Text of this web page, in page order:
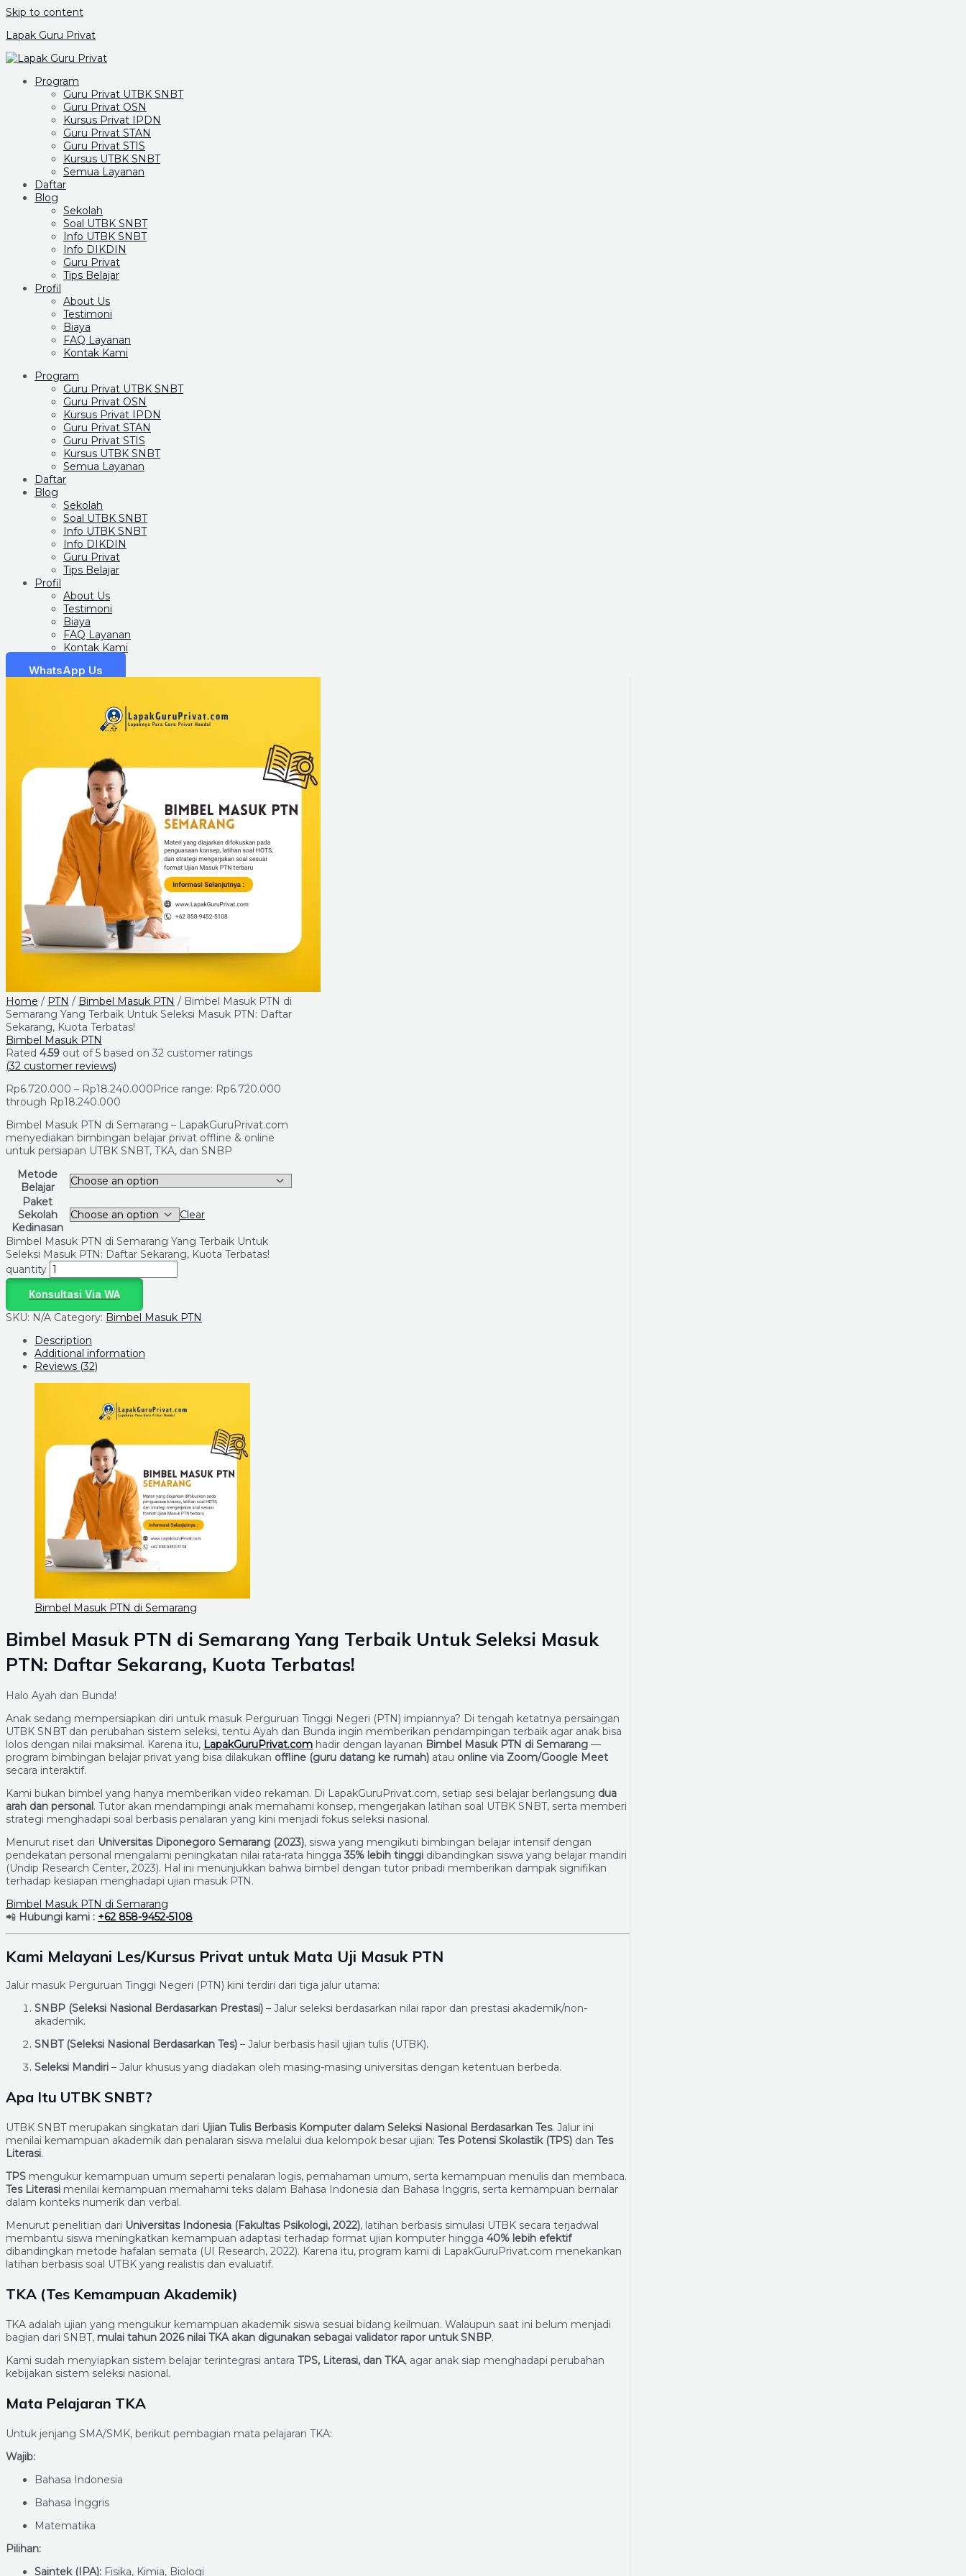
Skip to content
Lapak Guru Privat
Program
Guru Privat UTBK SNBT
Guru Privat OSN
Kursus Privat IPDN
Guru Privat STAN
Guru Privat STIS
Kursus UTBK SNBT
Semua Layanan
Daftar
Blog
Sekolah
Soal UTBK SNBT
Info UTBK SNBT
Info DIKDIN
Guru Privat
Tips Belajar
Profil
About Us
Testimoni
Biaya
FAQ Layanan
Kontak Kami
Program
Guru Privat UTBK SNBT
Guru Privat OSN
Kursus Privat IPDN
Guru Privat STAN
Guru Privat STIS
Kursus UTBK SNBT
Semua Layanan
Daftar
Blog
Sekolah
Soal UTBK SNBT
Info UTBK SNBT
Info DIKDIN
Guru Privat
Tips Belajar
Profil
About Us
Testimoni
Biaya
FAQ Layanan
Kontak Kami
WhatsApp Us
Home / PTN / Bimbel Masuk PTN / Bimbel Masuk PTN di
Semarang Yang Terbaik Untuk Seleksi Masuk PTN: Daftar
Sekarang, Kuota Terbatas!
Bimbel Masuk PTN
Rated 4.59 out of 5 based on 32 customer ratings
(32 customer reviews)
Rp6.720.000 – Rp18.240.000Price range: Rp6.720.000
through Rp18.240.000
Bimbel Masuk PTN di Semarang – LapakGuruPrivat.com
menyediakan bimbingan belajar privat offline & online
untuk persiapan UTBK SNBT, TKA, dan SNBP
Metode
Belajar
Paket
Sekolah
Kedinasan
Clear
Bimbel Masuk PTN di Semarang Yang Terbaik Untuk
Seleksi Masuk PTN: Daftar Sekarang, Kuota Terbatas!
quantity
Konsultasi Via WA
SKU: N/A Category: Bimbel Masuk PTN
Description
Additional information
Reviews (32)
Bimbel Masuk PTN di Semarang
Bimbel Masuk PTN di Semarang Yang Terbaik Untuk Seleksi Masuk
PTN: Daftar Sekarang, Kuota Terbatas!
Halo Ayah dan Bunda!
Anak sedang mempersiapkan diri untuk masuk Perguruan Tinggi Negeri (PTN) impiannya? Di tengah ketatnya persaingan
UTBK SNBT dan perubahan sistem seleksi, tentu Ayah dan Bunda ingin memberikan pendampingan terbaik agar anak bisa
lolos dengan nilai maksimal. Karena itu, LapakGuruPrivat.com hadir dengan layanan Bimbel Masuk PTN di Semarang —
program bimbingan belajar privat yang bisa dilakukan offline (guru datang ke rumah) atau online via Zoom/Google Meet
secara interaktif.
Kami bukan bimbel yang hanya memberikan video rekaman. Di LapakGuruPrivat.com, setiap sesi belajar berlangsung dua
arah dan personal. Tutor akan mendampingi anak memahami konsep, mengerjakan latihan soal UTBK SNBT, serta memberi
strategi menghadapi soal berbasis penalaran yang kini menjadi fokus seleksi nasional.
Menurut riset dari Universitas Diponegoro Semarang (2023), siswa yang mengikuti bimbingan belajar intensif dengan
pendekatan personal mengalami peningkatan nilai rata-rata hingga35% lebih tinggi dibandingkan siswa yang belajar mandiri
(Undip Research Center, 2023). Hal ini menunjukkan bahwa bimbel dengan tutor pribadi memberikan dampak signifikan
terhadap kesiapan menghadapi ujian masuk PTN.
Bimbel Masuk PTN di Semarang
📲 Hubungi kami : +62 858-9452-5108
Kami Melayani Les/Kursus Privat untuk Mata Uji Masuk PTN
Jalur masuk Perguruan Tinggi Negeri (PTN) kini terdiri dari tiga jalur utama:
SNBP (Seleksi Nasional Berdasarkan Prestasi) – Jalur seleksi berdasarkan nilai rapor dan prestasi akademik/non-
akademik.
SNBT (Seleksi Nasional Berdasarkan Tes) – Jalur berbasis hasil ujian tulis (UTBK).
Seleksi Mandiri – Jalur khusus yang diadakan oleh masing-masing universitas dengan ketentuan berbeda.
Apa Itu UTBK SNBT?
UTBK SNBT merupakan singkatan dari Ujian Tulis Berbasis Komputer dalam Seleksi Nasional Berdasarkan Tes. Jalur ini
menilai kemampuan akademik dan penalaran siswa melalui dua kelompok besar ujian: Tes Potensi Skolastik (TPS) dan Tes
Literasi.
TPS mengukur kemampuan umum seperti penalaran logis, pemahaman umum, serta kemampuan menulis dan membaca.
Tes Literasi menilai kemampuan memahami teks dalam Bahasa Indonesia dan Bahasa Inggris, serta kemampuan bernalar
dalam konteks numerik dan verbal.
Menurut penelitian dari Universitas Indonesia (Fakultas Psikologi, 2022), latihan berbasis simulasi UTBK secara terjadwal
membantu siswa meningkatkan kemampuan adaptasi terhadap format ujian komputer hingga 40% lebih efektif
dibandingkan metode hafalan semata (UI Research, 2022). Karena itu, program kami di LapakGuruPrivat.com menekankan
latihan berbasis soal UTBK yang realistis dan evaluatif.
TKA (Tes Kemampuan Akademik)
TKA adalah ujian yang mengukur kemampuan akademik siswa sesuai bidang keilmuan. Walaupun saat ini belum menjadi
bagian dari SNBT, mulai tahun 2026 nilai TKA akan digunakan sebagai validator rapor untuk SNBP.
Kami sudah menyiapkan sistem belajar terintegrasi antara TPS, Literasi, dan TKA, agar anak siap menghadapi perubahan
kebijakan sistem seleksi nasional.
Mata Pelajaran TKA
Untuk jenjang SMA/SMK, berikut pembagian mata pelajaran TKA:
Wajib:
Bahasa Indonesia
Bahasa Inggris
Matematika
Pilihan:
Saintek (IPA): Fisika, Kimia, Biologi